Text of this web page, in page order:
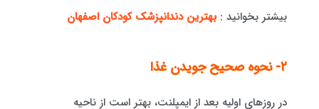
بیشتر بخوانید : بهترین دندانپزشک کودکان اصفهان
۲- نحوه صحیح جویدن غذا
در روزهای اولیه بعد از ایمپلنت، بهتر است از ناحیه